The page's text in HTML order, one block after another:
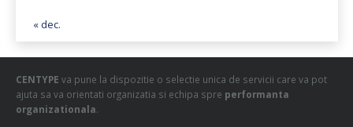
« dec.
CENTYPE va pune la dispozitie o selectie unica de servicii care va pot
ajuta sa va orientati organizatia si echipa spre performanta
organizationala.